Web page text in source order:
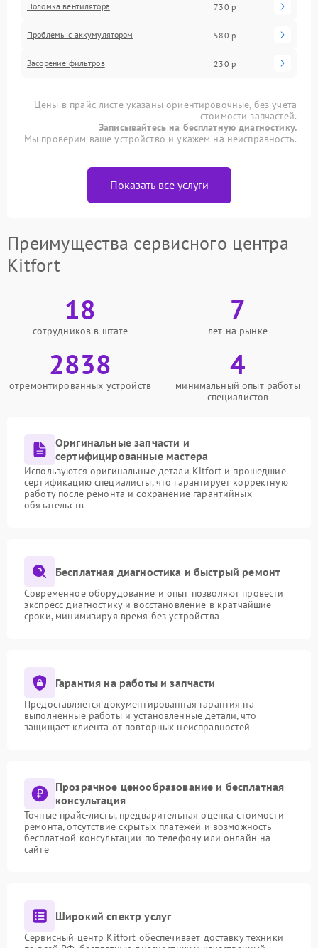
Поломка вентилятора 730 р
Проблемы с аккумулятором 580 р
Засорение фильтров 230 р
Цены в прайс-листе указаны ориентировочные, без учета
стоимости запчастей.
Записывайтесь на бесплатную диагностику.
Мы проверим ваше устройство и укажем на неисправность.
Показать все услуги
Преимущества сервисного центра
Kitfort
18
сотрудников в штате
7
лет на рынке
2838
отремонтированных устройств
4
минимальный опыт работы
специалистов
Оригинальные запчасти и
сертифицированные мастера
Используются оригинальные детали Kitfort и прошедшие
сертификацию специалисты, что гарантирует корректную
работу после ремонта и сохранение гарантийных
обязательств
Бесплатная диагностика и быстрый ремонт
Современное оборудование и опыт позволяют провести
экспресс-диагностику и восстановление в кратчайшие
сроки, минимизируя время без устройства
Гарантия на работы и запчасти
Предоставляется документированная гарантия на
выполненные работы и установленные детали, что
защищает клиента от повторных неисправностей
Прозрачное ценообразование и бесплатная
консультация
Точные прайс-листы, предварительная оценка стоимости
ремонта, отсутствие скрытых платежей и возможность
бесплатной консультации по телефону или онлайн на
сайте
Широкий спектр услуг
Сервисный центр Kitfort обеспечивает доставку техники